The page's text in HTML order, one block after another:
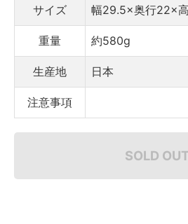
サイズ 幅29.5×奥行22×
重量 約580g
生産地 日本
注意事項
SOLD OUT